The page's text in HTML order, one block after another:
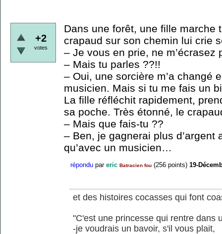
+2
votes
Dans une forêt, une fille marche
crapaud sur son chemin lui crie
– Je vous en prie, ne m’écrasez
– Mais tu parles ??!!
– Oui, une sorcière m’a changé
musicien. Mais si tu me fais un
La fille réfléchit rapidement,
sa poche. Très étonné, le
– Mais que fais-tu ??
– Ben, je gagnerai plus d’argent
qu’avec un musicien…
répondu par eric Batracien fou (256 points) 19-
et des histoires cocasses qui font
"C'est une princesse qui rentre dans
-je voudrais un bavoir, s'il vous plait,